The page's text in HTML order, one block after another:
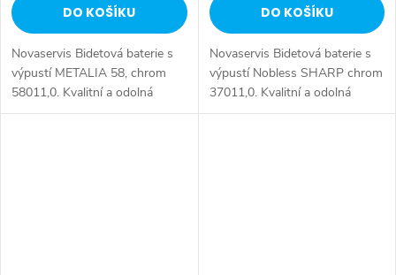
DO KOŠÍKU
Novaservis Bidetová baterie s
výpustí METALIA 58, chrom
58011,0. Kvalitní a odolná
keramická kartuše KEROX 35
DO KOŠÍKU
Novaservis Bidetová baterie s
výpustí Nobless SHARP chrom
37011,0. Kvalitní a odolná
keramická kartuše 35 mm s